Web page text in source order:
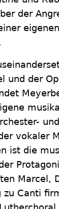
der
und der
vokaler
ist die
Marcel,
zu Canti